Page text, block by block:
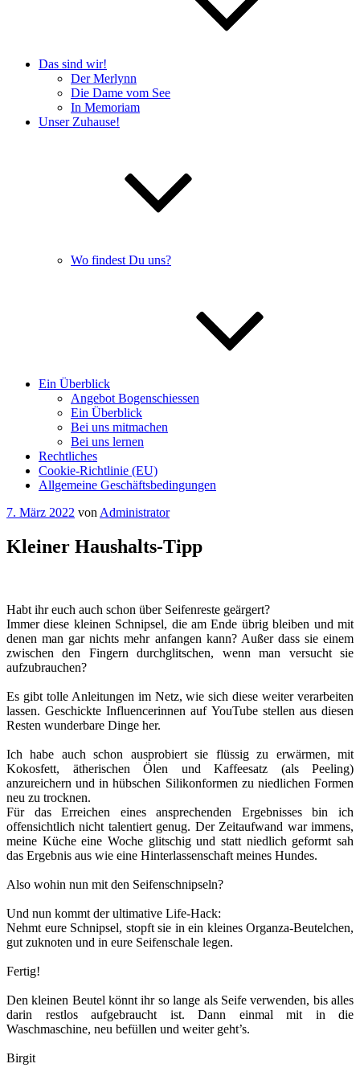
Das sind wir!
Der Merlynn
Die Dame vom See
In Memoriam
Unser Zuhause!
Wo findest Du uns?
Ein Überblick
Angebot Bogenschiessen
Ein Überblick
Bei uns mitmachen
Bei uns lernen
Rechtliches
Cookie-Richtlinie (EU)
Allgemeine Geschäftsbedingungen
Veröffentlicht
7. März 2022 von Administrator
Kleiner Haushalts-Tipp
Habt ihr euch auch schon über Seifenreste geärgert?
Immer diese kleinen Schnipsel, die am Ende übrig bleiben und mit
denen man gar nichts mehr anfangen kann? Außer dass sie einem
zwischen den Fingern durchglitschen, wenn man versucht sie
aufzubrauchen?
Es gibt tolle Anleitungen im Netz, wie sich diese weiter verarbeiten
lassen. Geschickte Influencerinnen auf YouTube stellen aus diesen
Resten wunderbare Dinge her.
Ich habe auch schon ausprobiert sie flüssig zu erwärmen, mit
Kokosfett, ätherischen Ölen und Kaffeesatz (als Peeling)
anzureichern und in hübschen Silikonformen zu niedlichen Formen
neu zu trocknen.
Für das Erreichen eines ansprechenden Ergebnisses bin ich
offensichtlich nicht talentiert genug. Der Zeitaufwand war immens,
meine Küche eine Woche glitschig und statt niedlich geformt sah
das Ergebnis aus wie eine Hinterlassenschaft meines Hundes.
Also wohin nun mit den Seifenschnipseln?
Und nun kommt der ultimative Life-Hack:
Nehmt eure Schnipsel, stopft sie in ein kleines Organza-Beutelchen,
gut zuknoten und in eure Seifenschale legen.
Fertig!
Den kleinen Beutel könnt ihr so lange als Seife verwenden, bis alles
darin restlos aufgebraucht ist. Dann einmal mit in die
Waschmaschine, neu befüllen und weiter geht’s.
Birgit